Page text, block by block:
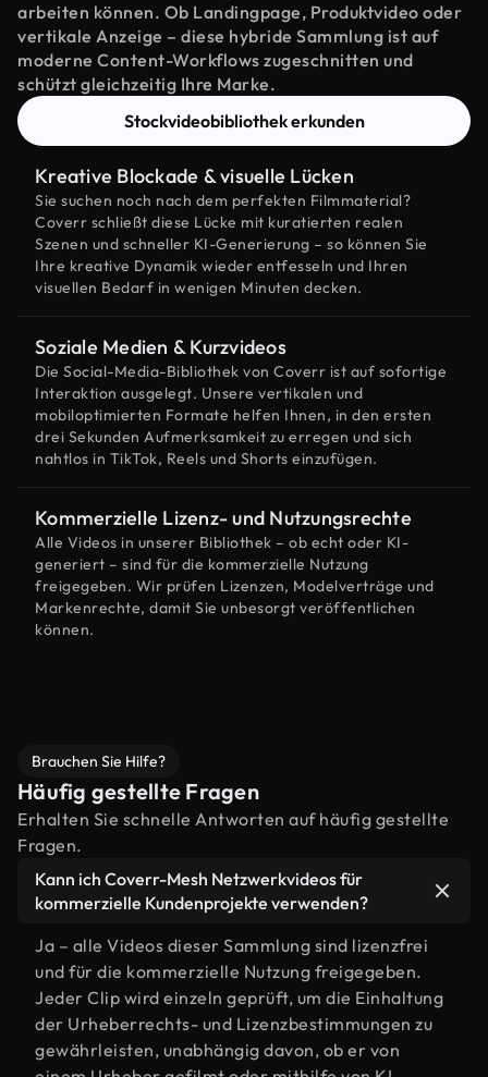
arbeiten können. Ob Landingpage, Produktvideo oder
vertikale Anzeige – diese hybride Sammlung ist auf
moderne Content-Workflows zugeschnitten und
schützt gleichzeitig Ihre Marke.
Stockvideobibliothek erkunden
Kreative Blockade & visuelle Lücken
Sie suchen noch nach dem perfekten Filmmaterial?
Coverr schließt diese Lücke mit kuratierten realen
Szenen und schneller KI-Generierung – so können Sie
Ihre kreative Dynamik wieder entfesseln und Ihren
visuellen Bedarf in wenigen Minuten decken.
Soziale Medien & Kurzvideos
Die Social-Media-Bibliothek von Coverr ist auf sofortige
Interaktion ausgelegt. Unsere vertikalen und
mobiloptimierten Formate helfen Ihnen, in den ersten
drei Sekunden Aufmerksamkeit zu erregen und sich
nahtlos in TikTok, Reels und Shorts einzufügen.
Kommerzielle Lizenz- und Nutzungsrechte
Alle Videos in unserer Bibliothek – ob echt oder KI-
generiert – sind für die kommerzielle Nutzung
freigegeben. Wir prüfen Lizenzen, Modelverträge und
Markenrechte, damit Sie unbesorgt veröffentlichen
können.
Brauchen Sie Hilfe?
Häufig gestellte Fragen
Erhalten Sie schnelle Antworten auf häufig gestellte
Fragen.
Kann ich Coverr-Mesh Netzwerkvideos für
kommerzielle Kundenprojekte verwenden?
Ja – alle Videos dieser Sammlung sind lizenzfrei
und für die kommerzielle Nutzung freigegeben.
Jeder Clip wird einzeln geprüft, um die Einhaltung
der Urheberrechts- und Lizenzbestimmungen zu
gewährleisten, unabhängig davon, ob er von